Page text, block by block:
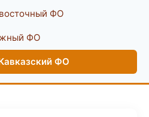
ФО
ФО
ФО